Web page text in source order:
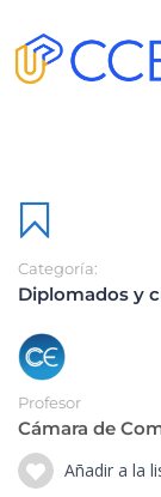
Categoría:
Diplomados y
Profesor
Cámara de
Añadir a la